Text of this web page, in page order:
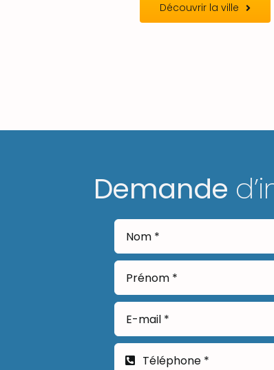
Découvrir la ville
Demande